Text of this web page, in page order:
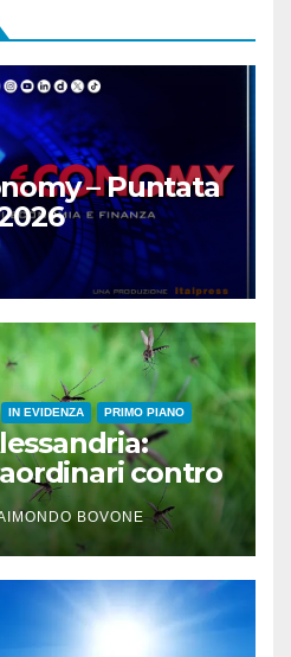
– Puntata
IN EVIDENZA PRIMO PIANO
contro
BOVONE